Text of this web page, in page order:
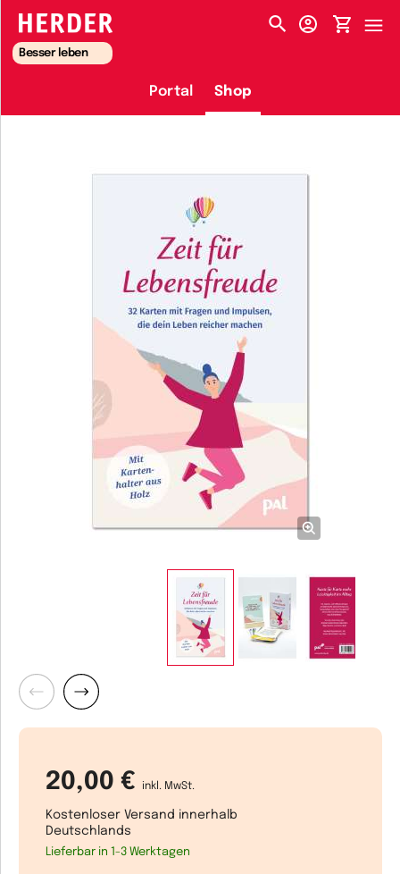
HERDER-MENÜ
Besser leben
Portal Shop
20,00 € inkl. MwSt.
Kostenloser Versand innerhalb
Deutschlands
Lieferbar in 1-3 Werktagen